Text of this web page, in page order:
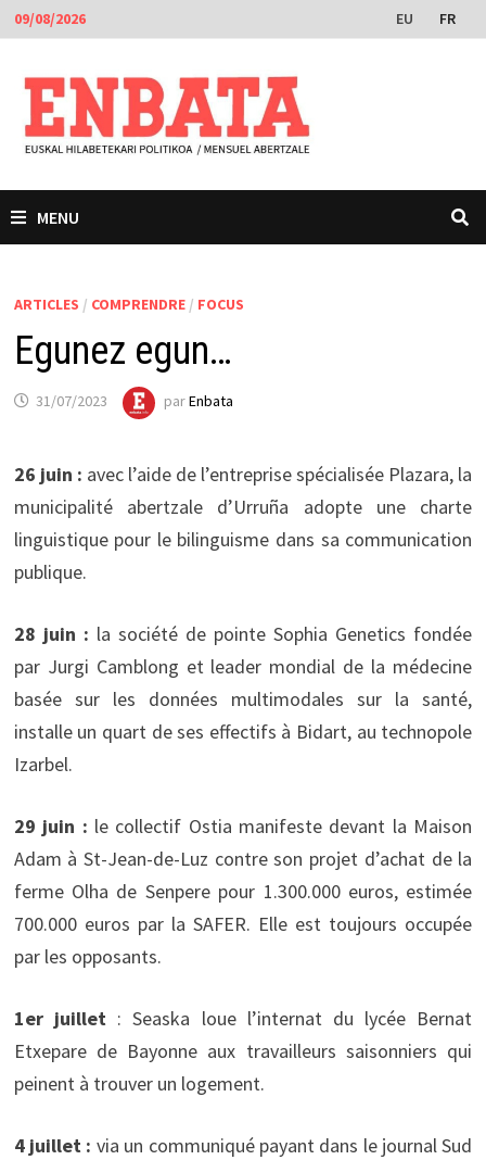
Passer
au
contenu
09/08/2026 EU FR
MENU
ARTICLES / COMPRENDRE/ FOCUS
Egunez egun…
31/07/2023 parEnbata
26 juin : avec l’aide de l’entreprise spécialisée Plazara, la
municipalité abertzale d’Urruña adopte une charte
linguistique pour le bilinguisme dans sa communication
publique.
28 juin : la société de pointe Sophia Genetics fondée
par Jurgi Camblong et leader mondial de la médecine
basée sur les données multimodales sur la santé,
installe un quart de ses effectifs à Bidart, au technopole
Izarbel.
29 juin : le collectif Ostia manifeste devant la Maison
Adam à St-Jean-de-Luz contre son projet d’achat de la
ferme Olha de Senpere pour 1.300.000 euros, estimée
700.000 euros par la SAFER. Elle est toujours occupée
par les opposants.
1er juillet : Seaska loue l’internat du lycée Bernat
Etxepare de Bayonne aux travailleurs saisonniers qui
peinent à trouver un logement.
4 juillet : via un communiqué payant dans le journal Sud